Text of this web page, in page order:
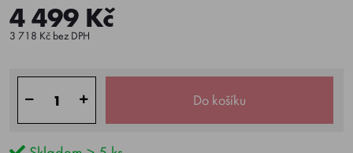
4 499 Kč
3 718 Kč bez DPH
Do košíku